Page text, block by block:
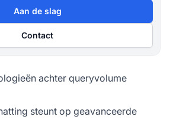
Aan de slag
Contact
achter queryvolume
steunt op geavanceerde